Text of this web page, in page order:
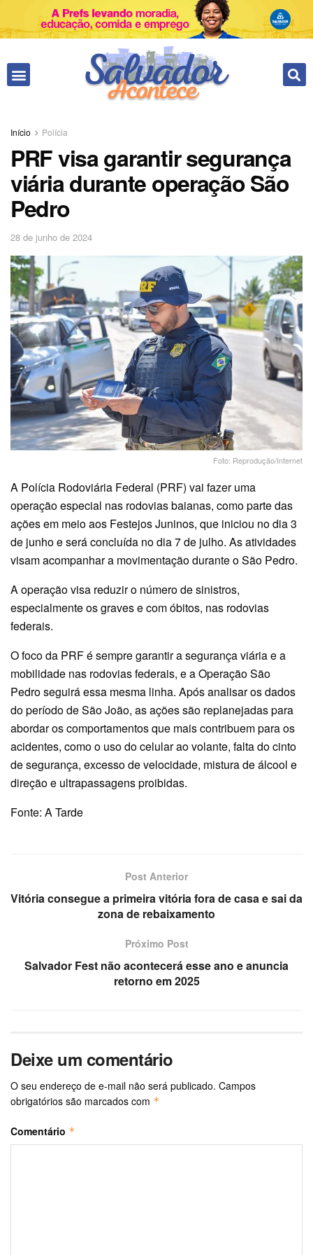
Início Polícia
PRF visa garantir segurança
viária durante operação São
Pedro
28 de junho de 2024
Foto: Reprodução/Internet
A Polícia Rodoviária Federal (PRF) vai fazer uma
operação especial nas rodovias baianas, como parte das
ações em meio aos Festejos Juninos, que iniciou no dia 3
de junho e será concluída no dia 7 de julho. As atividades
visam acompanhar a movimentação durante o São Pedro.
A operação visa reduzir o número de sinistros,
especialmente os graves e com óbitos, nas rodovias
federais.
O foco da PRF é sempre garantir a segurança viária e a
mobilidade nas rodovias federais, e a Operação São
Pedro seguirá essa mesma linha. Após analisar os dados
do período de São João, as ações são replanejadas para
abordar os comportamentos que mais contribuem para os
acidentes, como o uso do celular ao volante, falta do cinto
de segurança, excesso de velocidade, mistura de álcool e
direção e ultrapassagens proibidas.
Fonte: A Tarde
Post Anterior
Vitória consegue a primeira vitória fora de casa e sai da
zona de rebaixamento
Próximo Post
Salvador Fest não acontecerá esse ano e anuncia
retorno em 2025
Deixe um comentário
O seu endereço de e-mail não será publicado. Campos
obrigatórios são marcados com *
Comentário *